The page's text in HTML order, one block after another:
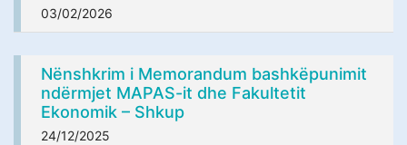
03/02/2026
Nënshkrim i Memorandum bashkëpunimit
ndërmjet MAPAS-it dhe Fakultetit
Ekonomik – Shkup
24/12/2025